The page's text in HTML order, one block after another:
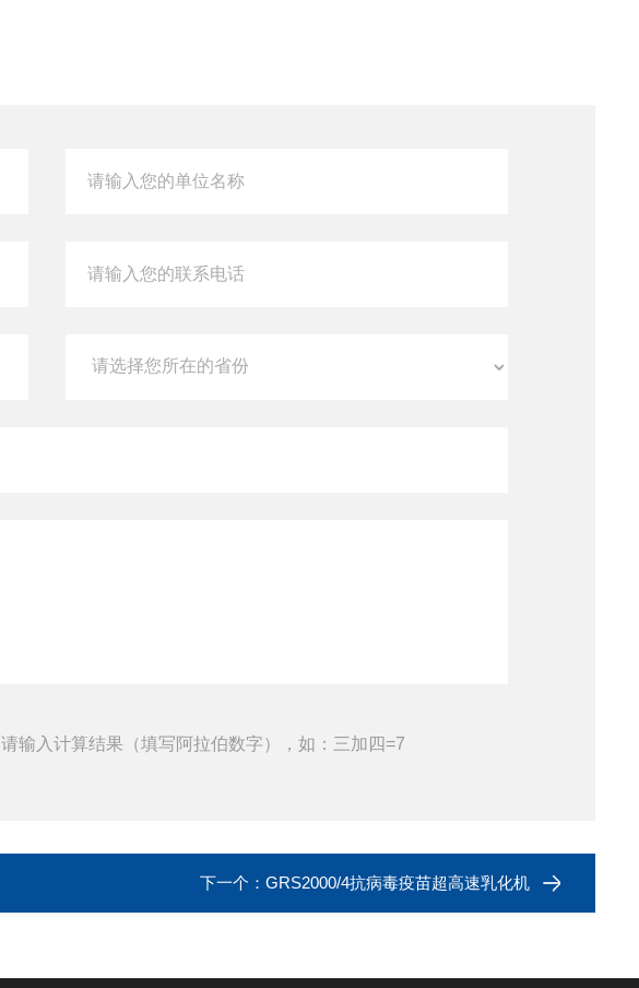
请输入计算结果（填写阿拉伯数字），如：三加四=7
下一个： GRS2000/4抗病毒疫苗超高速乳化机